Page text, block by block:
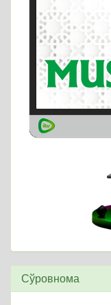
Сўровнома